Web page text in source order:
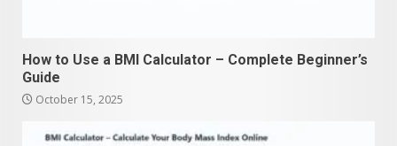
How to Use a BMI Calculator – Complete Beginner’s
Guide
October 15, 2025